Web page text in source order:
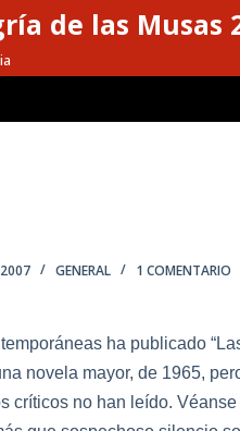
de las Musas
GENERAL 1 COMENTARIO
ha publicado
nove la mayor, de 1965,
críticos no han leído.